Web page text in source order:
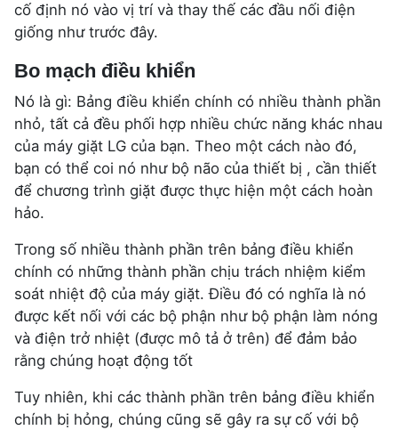
cố định nó vào vị trí và thay thế các đầu nối điện
giống như trước đây.
Bo mạch điều khiển
Nó là gì: Bảng điều khiển chính có nhiều thành phần
nhỏ, tất cả đều phối hợp nhiều chức năng khác nhau
của máy giặt LG của bạn. Theo một cách nào đó,
bạn có thể coi nó như bộ não của thiết bị , cần thiết
để chương trình giặt được thực hiện một cách hoàn
hảo.
Trong số nhiều thành phần trên bảng điều khiển
chính có những thành phần chịu trách nhiệm kiểm
soát nhiệt độ của máy giặt. Điều đó có nghĩa là nó
được kết nối với các bộ phận như bộ phận làm nóng
và điện trở nhiệt (được mô tả ở trên) để đảm bảo
rằng chúng hoạt động tốt
Tuy nhiên, khi các thành phần trên bảng điều khiển
chính bị hỏng, chúng cũng sẽ gây ra sự cố với bộ